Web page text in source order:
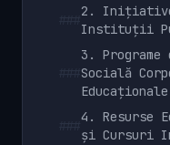
2. Inițiative
Instituții
3.
Socială
4. Resurse
și Cursuri